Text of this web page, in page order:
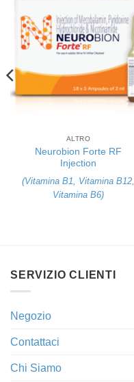
ALTRO
Neurobion Forte RF
Injection
(Vitamina B1, Vitamina B12,
Vitamina B6)
SERVIZIO CLIENTI
Negozio
Contattaci
Chi Siamo